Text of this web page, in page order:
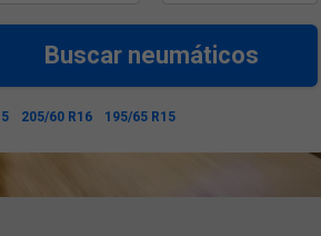
Buscar neumáticos
205/60 R16 195/65 R15